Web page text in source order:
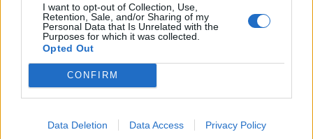
I want to opt-out of Collection, Use,
Retention, Sale, and/or Sharing of my
Personal Data that Is Unrelated with the
Purposes for which it was collected.
Opted Out
CONFIRM
Data Deletion Data Access Privacy Policy
Liget
Krónika
Bihari Napló
Erdélyi Napló
Főtér
Rádió GaGa